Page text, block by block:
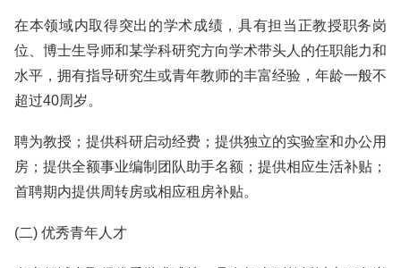
在本领域内取得突出的学术成绩，具有担当正教授职务岗
位、博士生导师和某学科研究方向学术带头人的任职能力和
水平，拥有指导研究生或青年教师的丰富经验，年龄一般不
超过40周岁。
聘为教授；提供科研启动经费；提供独立的实验室和办公用
房；提供全额事业编制团队助手名额；提供相应生活补贴；
首聘期内提供周转房或相应租房补贴。
(二) 优秀青年人才